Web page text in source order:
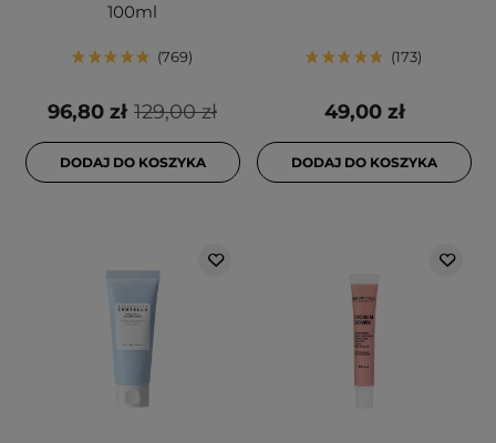
100ml
769
129,00 zł
96,80 zł
DODAJ DO KOSZYKA
173
49,00 zł
DODAJ DO KOSZYKA